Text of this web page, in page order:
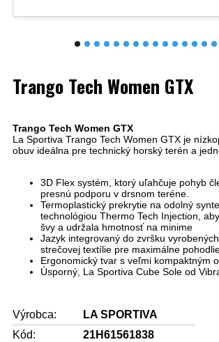
Trango Tech Women GTX
Trango Tech Women GTX
La Sportiva Trango Tech Women GTX je
obuv ideálna pre technický horský terén a
3D Flex systém, ktorý uľahčuje pohyb
presnú podporu v drsnom teréne.
Termoplastický prekrytie na odolný
technológiou Thermo Tech Injection,
švy a udržala hmotnosť na minime
Jazyk integrovaný do zvršku
strečovej textílie pre maximálne
Ergonomický tvar s veľmi kompaktným
Úsporný, La Sportiva Cube Sole od
Výrobca:
LA SPORTIVA
Kód:
21H61561838